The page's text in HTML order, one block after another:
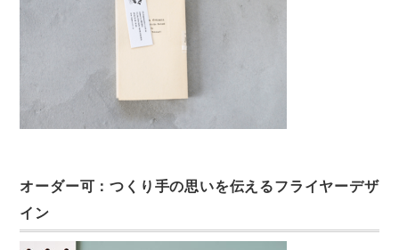
オーダー可：つくり手の思いを伝えるフライヤーデザ
イン